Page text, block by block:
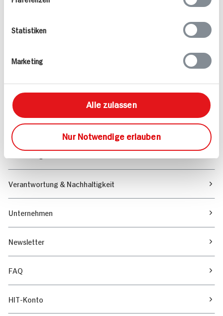
Statistiken
Marketing
Alle zulassen
Nur Notwendige erlauben
Sortiment
Marktfinder
Verantwortung & Nachhaltigkeit
Unternehmen
Newsletter
FAQ
HIT-Konto